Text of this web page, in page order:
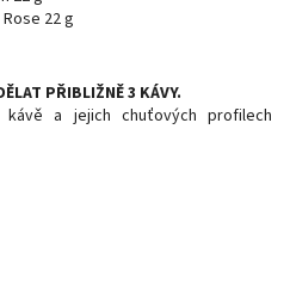
22 g
PŘIBLIŽNĚ 3 KÁVY.
kávě a jejich chuťových profilech